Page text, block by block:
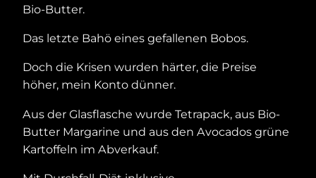
Bio-Butter.
Das letzte Bahö eines gefallenen Bobos.
Doch die Krisen wurden härter, die Preise
höher, mein Konto dünner.
Aus der Glasflasche wurde Tetrapack, aus Bio-
Butter Margarine und aus den Avocados grüne
Kartoffeln im Abverkauf.